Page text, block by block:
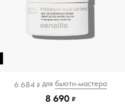
6 684 ₽ для бьюти-мастера
8 690 ₽